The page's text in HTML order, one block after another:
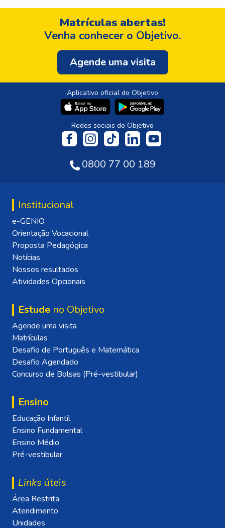
Matrículas abertas!
Venha conhecer o Objetivo.
Agende uma visita
Aplicativo oficial do Objetivo
Redes sociais do Objetivo
0800 77 00 189
Institucional
e-GENIO
Orientação Vocacional
Proposta Pedagógica
Notícias
Nossos resultados
Atividades Opcionais
Estude no Objetivo
Agende uma visita
Matrículas
Desafio de Português e Matemática
Desafio Agendado
Concurso de Bolsas (Pré-vestibular)
Ensino
Educação Infantil
Ensino Fundamental
Ensino Médio
Pré-vestibular
Links úteis
Área Restrita
Atendimento
Unidades